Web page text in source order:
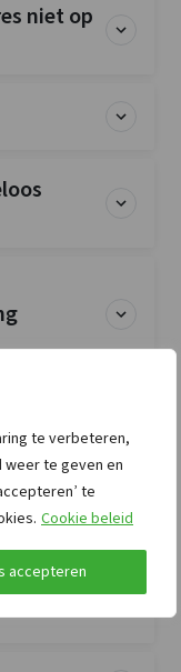
te verbeteren,
te geven en
te
Cookie beleid
accepteren
niet op